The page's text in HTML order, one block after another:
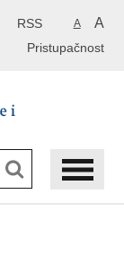
A A
RSS
Pristupačnost